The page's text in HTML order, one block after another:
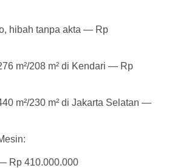
hibah tanpa akta — Rp
m²/208 m² di Kendari — Rp
m²/230 m² di Jakarta Selatan —
Rp 410.000.000